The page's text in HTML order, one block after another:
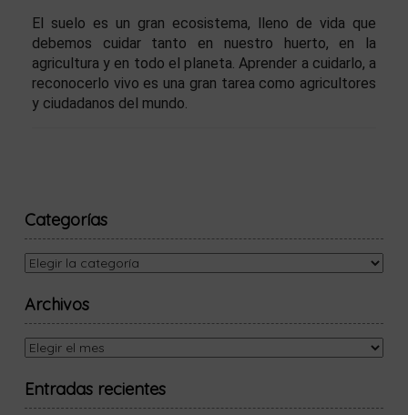
El suelo es un gran ecosistema, lleno de vida que
debemos cuidar tanto en nuestro huerto, en la
agricultura y en todo el planeta. Aprender a cuidarlo, a
reconocerlo vivo es una gran tarea como agricultores
y ciudadanos del mundo.
Categorías
Categorías
Archivos
Archivos
Entradas recientes